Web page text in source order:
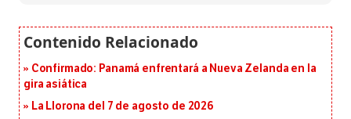
Confirmado: Panamá enfrentará a Nueva Zelanda en la
gira asiática
La Llorona del 7 de agosto de 2026